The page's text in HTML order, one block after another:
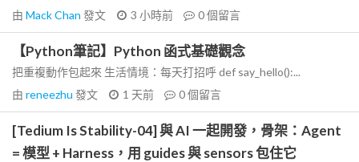
由 Mack Chan 發文 3 小時前 0個留言
【Python筆記】Python 函式基礎觀念
把重複動作包起來 生活情境：每天打招呼 def say_hello():...
由 reneezhu 發文 1 天前 0個留言
[Tedium Is Stability-04] 與 AI 一起開發，骨架：Agent
= 模型 + Harness，用 guides 與 sensors 包住它